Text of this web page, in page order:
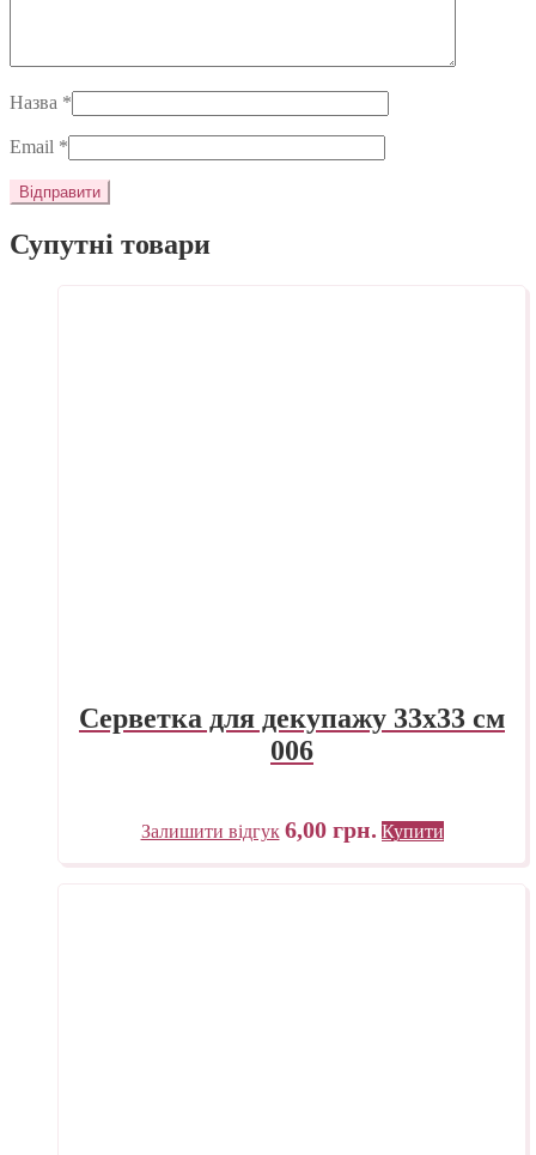
Назва *
Email *
Супутні товари
Серветка для декупажу 33х33 см
006
Залишити відгук 6,00 грн. Купити